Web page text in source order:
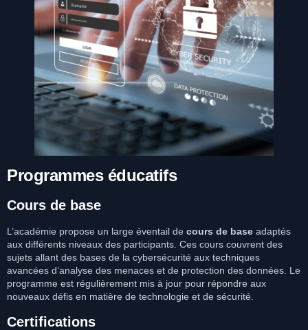
Programmes éducatifs
Cours de base
L’académie propose un large éventail de cours de base adaptés
aux différents niveaux des participants. Ces cours couvrent des
sujets allant des bases de la cybersécurité aux techniques
avancées d’analyse des menaces et de protection des données. Le
programme est régulièrement mis à jour pour répondre aux
nouveaux défis en matière de technologie et de sécurité.
Certifications